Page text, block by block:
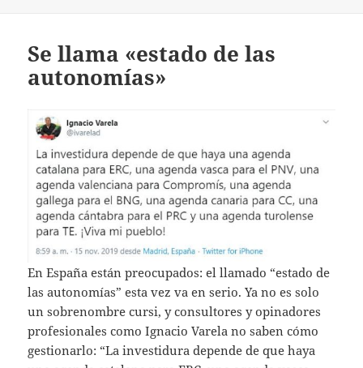
Se llama «estado de las
autonomías»
En España están preocupados: el llamado “estado de
las autonomías” esta vez va en serio. Ya no es solo
un sobrenombre cursi, y consultores y opinadores
profesionales como Ignacio Varela no saben cómo
gestionarlo: “La investidura depende de que haya